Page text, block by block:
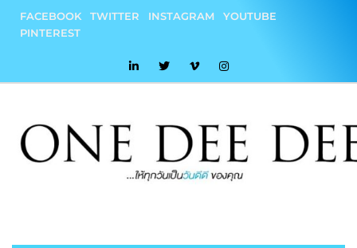
content
FACEBOOK TWITTER INSTAGRAM
YOUTUBE
PINTEREST